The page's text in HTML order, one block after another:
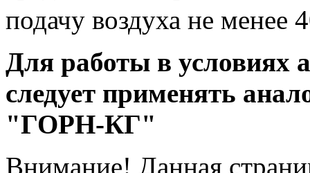
подачу воздуха не менее
Для работы в условиях
следует применять
"ГОРН-КГ"
Внимание! Данная